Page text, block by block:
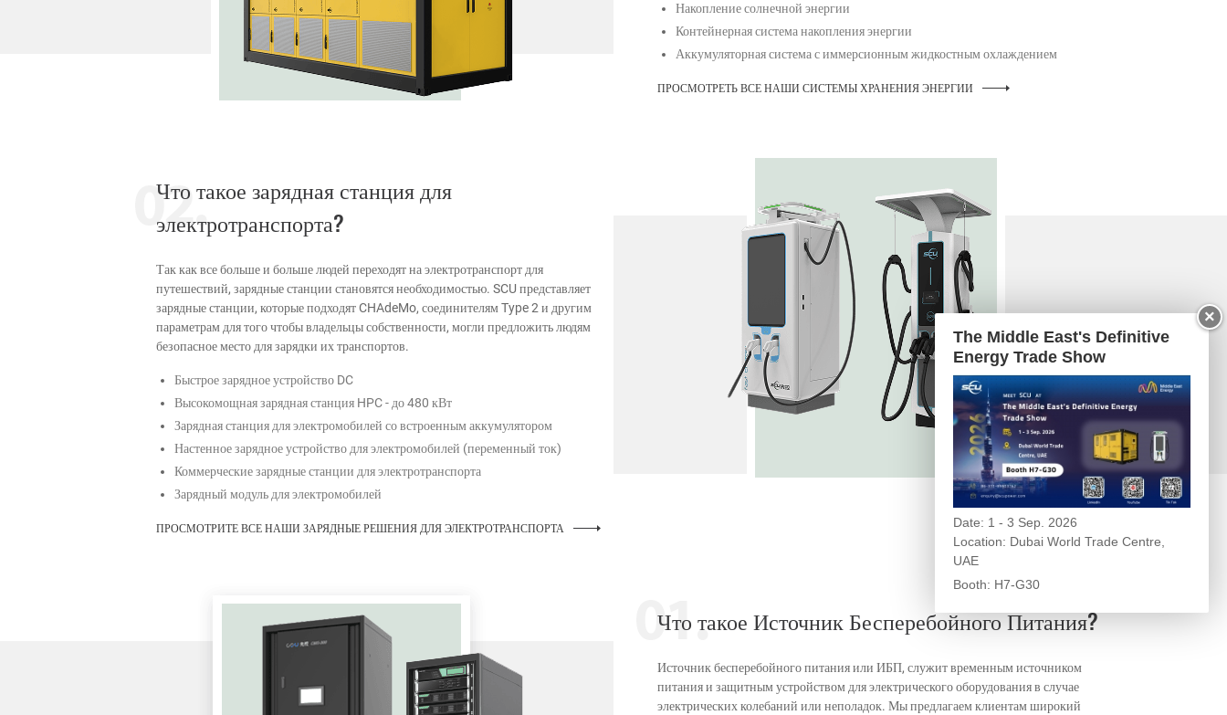
Накопление солнечной энергии
Контейнерная система накопления энергии
Аккумуляторная система с иммерсионным жидкостным охлаждением
ПРОСМОТРЕТЬ ВСЕ НАШИ СИСТЕМЫ ХРАНЕНИЯ ЭНЕРГИИ
Что такое зарядная станция для
электротранспорта?
Так как все больше и больше людей переходят на электротранспорт для
путешествий, зарядные станции становятся необходимостью. SCU представляет
зарядные станции, которые подходят CHAdeMo, соединителям Type 2 и другим
параметрам для того чтобы владельцы собственности, могли предложить людям
безопасное место для зарядки их транспортов.
Быстрое зарядное устройство DC
Высокомощная зарядная станция HPC - до 480 кВт
Зарядная станция для электромобилей со встроенным аккумулятором
Настенное зарядное устройство для электромобилей (переменный ток)
Коммерческие зарядные станции для электротранспорта
Зарядный модуль для электромобилей
ПРОСМОТРИТЕ ВСЕ НАШИ ЗАРЯДНЫЕ РЕШЕНИЯ ДЛЯ ЭЛЕКТРОТРАНСПОРТА
Что такое Источник Бесперебойного Питания?
Источник бесперебойного питания или ИБП, служит временным источником
питания и защитным устройством для электрического оборудования в случае
электрических колебаний или неполадок. Мы предлагаем клиентам широкий
×
The Middle East's Definitive
Energy Trade Show
Date: 1 - 3 Sep. 2026
Location: Dubai World Trade Centre,
UAE
Booth: H7-G30